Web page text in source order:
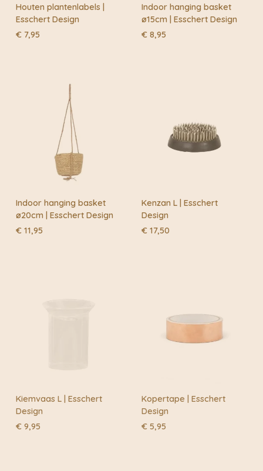
Houten plantenlabels |
Esschert Design
€ 7,95
Indoor hanging basket
ø15cm | Esschert Design
€ 8,95
Indoor hanging basket
ø20cm | Esschert Design
€ 11,95
Kenzan L | Esschert
Design
€ 17,50
Kiemvaas L | Esschert
Design
€ 9,95
Kopertape | Esschert
Design
€ 5,95